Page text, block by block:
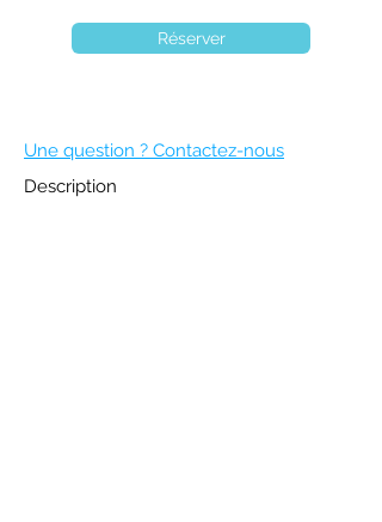
Réserver
Une question ? Contactez-nous
Description